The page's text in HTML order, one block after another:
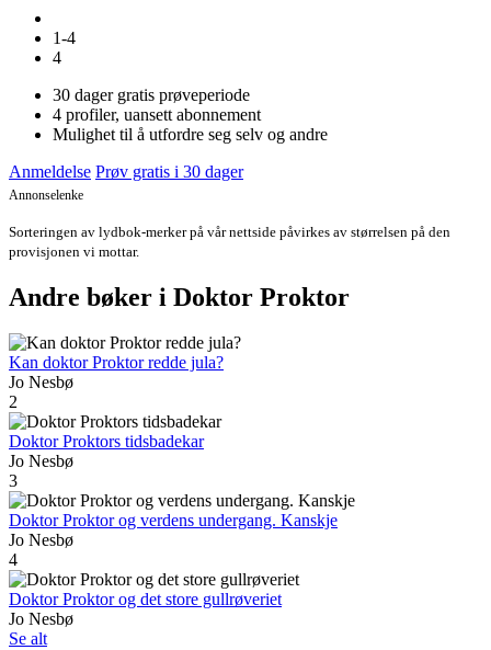
1-4
4
30 dager gratis prøveperiode
4 profiler, uansett abonnement
Mulighet til å utfordre seg selv og andre
Anmeldelse Prøv gratis i 30 dager
Annonselenke
Sorteringen av lydbok-merker på vår nettside påvirkes av størrelsen på den
provisjonen vi mottar.
Andre bøker i Doktor Proktor
Kan doktor Proktor redde jula?
Jo Nesbø
2
Doktor Proktors tidsbadekar
Jo Nesbø
3
Doktor Proktor og verdens undergang. Kanskje
Jo Nesbø
4
Doktor Proktor og det store gullrøveriet
Jo Nesbø
Se alt